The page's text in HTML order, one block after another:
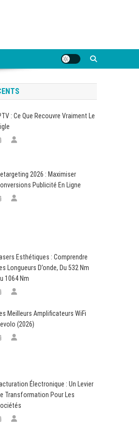
: Ce Que Recouvre Vraiment Le
2026 : Maximiser
Publicité En Ligne
Esthétiques : Comprendre
Longueurs D’onde, Du 532 Nm
1064 Nm
Meilleurs Amplificateurs WiFi
(2026)
Électronique : Un Levier
Transformation Pour Les